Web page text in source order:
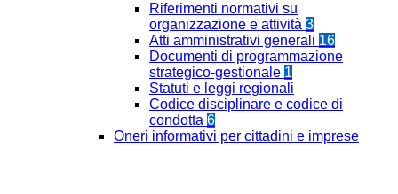
Riferimenti normativi su
organizzazione e attività 3
Atti amministrativi generali 16
Documenti di programmazione
strategico-gestionale 1
Statuti e leggi regionali
Codice disciplinare e codice di
condotta 6
Oneri informativi per cittadini e imprese